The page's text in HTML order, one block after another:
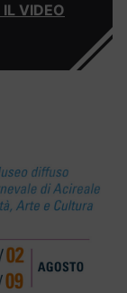
VIDEO